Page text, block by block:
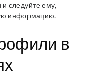
следуйте ему,
информацию.
в